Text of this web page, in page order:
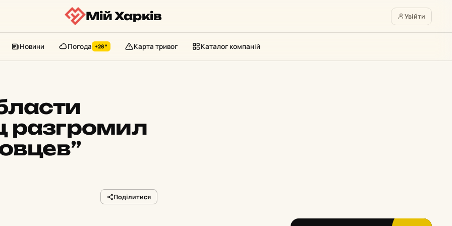
Мій Харків Увійти
Новини Погода +28° Карта тривог Каталог компаній
разгромил
Поділитися